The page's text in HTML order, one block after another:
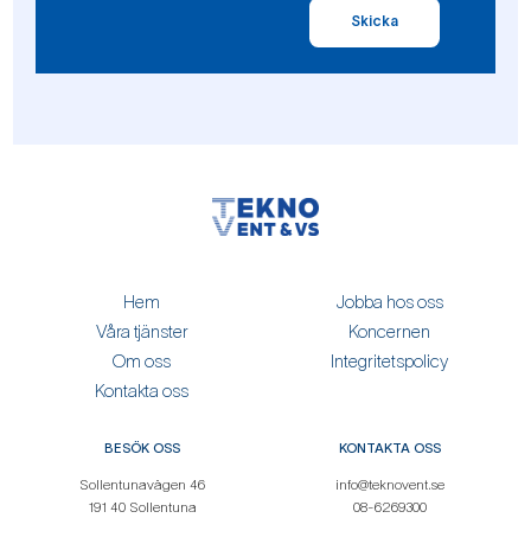
Skicka
Hem
Våra tjänster
Om oss
Kontakta oss
Jobba hos oss
Koncernen
Integritetspolicy
BESÖK OSS
Sollentunavägen 46
191 40 Sollentuna
KONTAKTA OSS
info@teknovent.se
08-6269300